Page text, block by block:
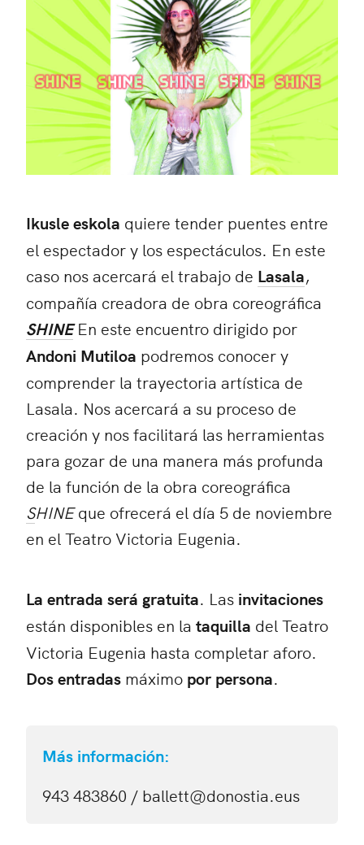
Ikusle eskola quiere tender puentes entre
el espectador y los espectáculos. En este
caso nos acercará el trabajo de Lasala,
compañía creadora de obra coreográfica
SHINEEn este encuentro dirigido por
Andoni Mutiloa podremos conocer y
comprender la trayectoria artística de
Lasala. Nos acercará a su proceso de
creación y nos facilitará las herramientas
para gozar de una manera más profunda
de la función de la obra coreográfica
SHINEque ofrecerá el día 5 de noviembre
en el Teatro Victoria Eugenia.
La entrada será gratuita. Las invitaciones
están disponibles en la taquilla del Teatro
Victoria Eugenia hasta completar aforo.
Dos entradas máximo por persona.
Más información:
943 483860 / ballett@donostia.eus